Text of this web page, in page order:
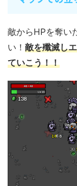
敵からHPを奪い
い！ 敵を殲滅し
ていこう！！